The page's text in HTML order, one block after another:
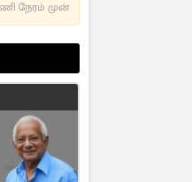
நேரம் முன்